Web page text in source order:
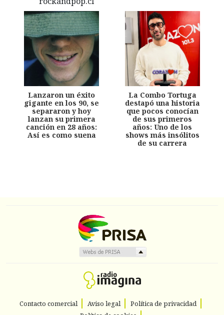
Lanzaron un éxito
gigante en los 90, se
separaron y hoy
lanzan su primera
canción en 28 años:
Así es como suena
La Combo Tortuga
destapó una historia
que pocos conocían
de sus primeros
años: Uno de los
shows más insólitos
de su carrera
Contacto comercial Aviso legal
Política de privacidad